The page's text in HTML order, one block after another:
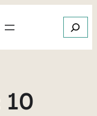
Szukaj
10